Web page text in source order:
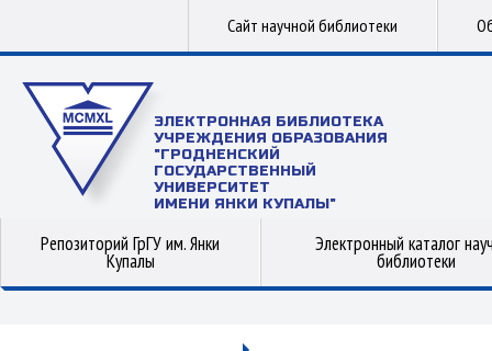
Сайт научной библиотеки
ЭЛЕКТРОННАЯ БИБЛИОТЕКА
УЧРЕЖДЕНИЯ ОБРАЗОВАНИЯ
"ГРОДНЕНСКИЙ
ГОСУДАРСТВЕННЫЙ
УНИВЕРСИТЕТ
ИМЕНИ ЯНКИ КУПАЛЫ"
Репозиторий ГрГУ им. Янки
Купалы
Электронный каталог
библиотеки